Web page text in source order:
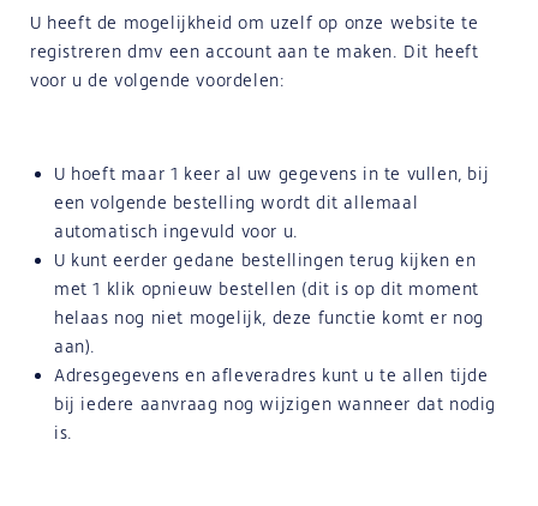
U heeft de mogelijkheid om uzelf op onze website te
registreren dmv een account aan te maken. Dit heeft
voor u de volgende voordelen:
U hoeft maar 1 keer al uw gegevens in te vullen, bij
een volgende bestelling wordt dit allemaal
automatisch ingevuld voor u.
U kunt eerder gedane bestellingen terug kijken en
met 1 klik opnieuw bestellen (dit is op dit moment
helaas nog niet mogelijk, deze functie komt er nog
aan).
Adresgegevens en afleveradres kunt u te allen tijde
bij iedere aanvraag nog wijzigen wanneer dat nodig
is.